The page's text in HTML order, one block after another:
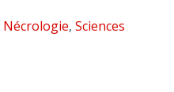
Nécrologie, Sciences